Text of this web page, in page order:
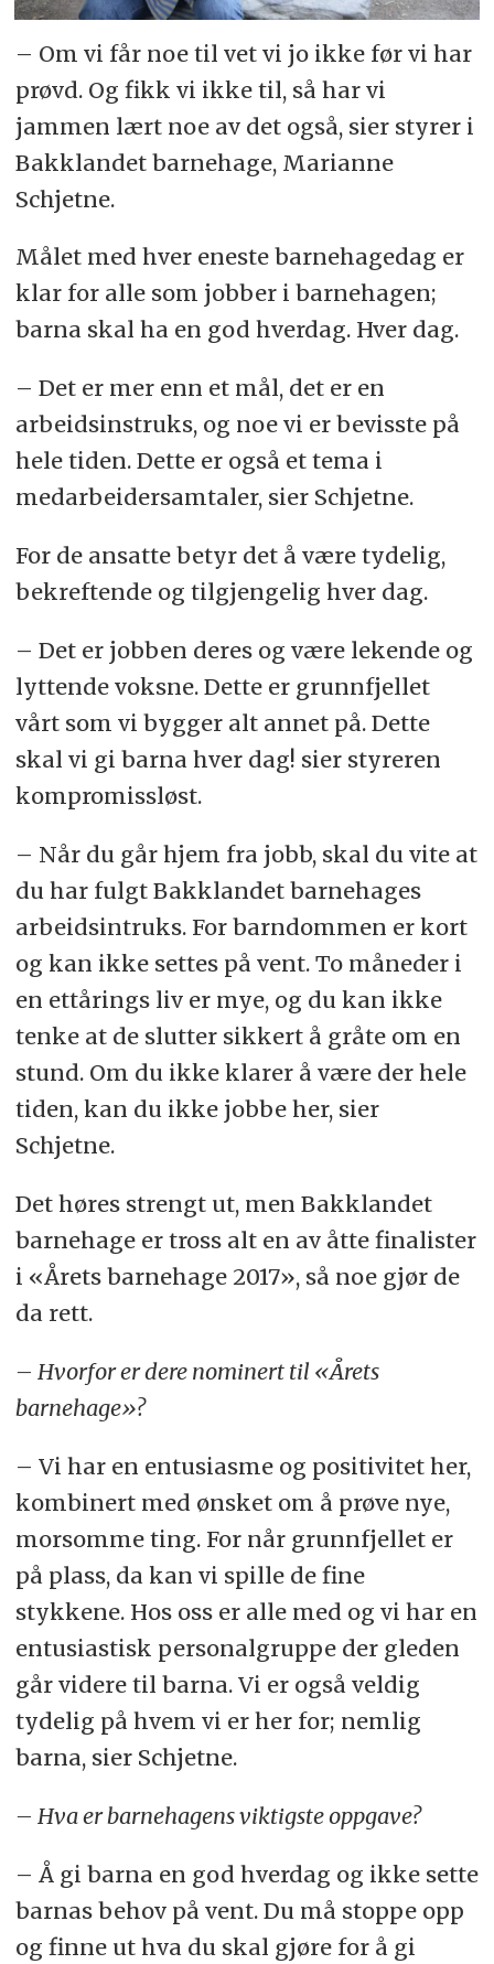
– Om vi får noe til vet vi jo ikke før vi har
prøvd. Og fikk vi ikke til, så har vi
jammen lært noe av det også, sier styrer i
Bakklandet barnehage, Marianne
Schjetne.
Målet med hver eneste barnehagedag er
klar for alle som jobber i barnehagen;
barna skal ha en god hverdag. Hver dag.
– Det er mer enn et mål, det er en
arbeidsinstruks, og noe vi er bevisste på
hele tiden. Dette er også et tema i
medarbeidersamtaler, sier Schjetne.
For de ansatte betyr det å være tydelig,
bekreftende og tilgjengelig hver dag.
– Det er jobben deres og være lekende og
lyttende voksne. Dette er grunnfjellet
vårt som vi bygger alt annet på. Dette
skal vi gi barna hver dag! sier styreren
kompromissløst.
– Når du går hjem fra jobb, skal du vite at
du har fulgt Bakklandet barnehages
arbeidsintruks. For barndommen er kort
og kan ikke settes på vent. To måneder i
en ettårings liv er mye, og du kan ikke
tenke at de slutter sikkert å gråte om en
stund. Om du ikke klarer å være der hele
tiden, kan du ikke jobbe her, sier
Schjetne.
Det høres strengt ut, men Bakklandet
barnehage er tross alt en av åtte finalister
i «Årets barnehage 2017», så noe gjør de
da rett.
– Hvorfor er dere nominert til «Årets
barnehage»?
– Vi har en entusiasme og positivitet her,
kombinert med ønsket om å prøve nye,
morsomme ting. For når grunnfjellet er
på plass, da kan vi spille de fine
stykkene. Hos oss er alle med og vi har en
entusiastisk personalgruppe der gleden
går videre til barna. Vi er også veldig
tydelig på hvem vi er her for; nemlig
barna, sier Schjetne.
– Hva er barnehagens viktigste oppgave?
– Å gi barna en god hverdag og ikke sette
barnas behov på vent. Du må stoppe opp
og finne ut hva du skal gjøre for å gi